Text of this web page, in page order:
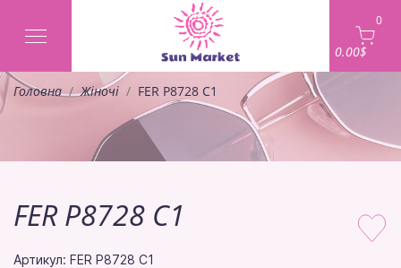
0
0.00$
Головна Жіночі FER P8728 C1
FER P8728 C1
Артикул: FER P8728 C1